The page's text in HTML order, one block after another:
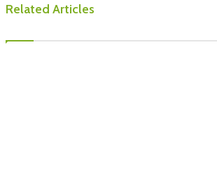
Related Articles